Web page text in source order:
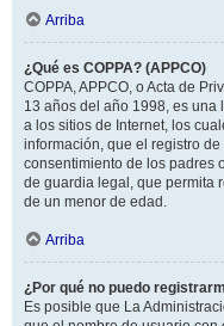
Arriba
¿Qué es COPPA? (APPCO)
COPPA, APPCO, o Acta de
13 años del año 1998, es una
a los sitios de Internet, los
información, que el registro
consentimiento de los padres
de guardia legal, que permita
de un menor de edad.
Arriba
¿Por qué no puedo
Es posible que La